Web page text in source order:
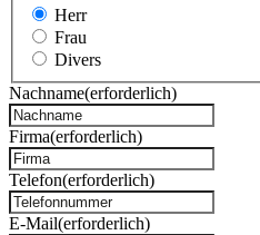
Herr
Frau
Divers
Nachname(erforderlich)
Firma(erforderlich)
Telefon(erforderlich)
E-Mail(erforderlich)